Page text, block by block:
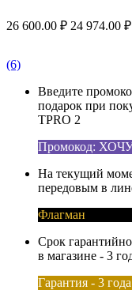
26 600.00 ₽ 24 974.00 ₽
(6)
Введите
подарок при
TPRO 2
Промокод:
На текущий
передовым в
Флагман
Срок
в магазине - 3
Гарантия - 3 года